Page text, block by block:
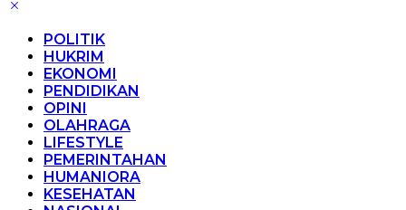
POLITIK
HUKRIM
EKONOMI
PENDIDIKAN
OPINI
OLAHRAGA
LIFESTYLE
PEMERINTAHAN
HUMANIORA
KESEHATAN